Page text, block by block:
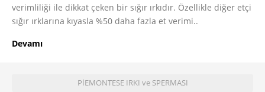
verimliliği ile dikkat çeken bir sığır ırkıdır. Özellikle diğer etçi
sığır ırklarına kıyasla %50 daha fazla et verimi..
Devamı
PİEMONTESE IRKI ve SPERMASI